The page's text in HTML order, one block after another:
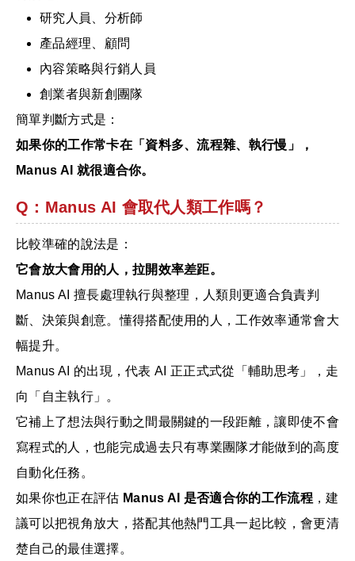
研究人員、分析師
產品經理、顧問
內容策略與行銷人員
創業者與新創團隊
簡單判斷方式是：
如果你的工作常卡在「資料多、流程雜、執行慢」，
Manus AI 就很適合你。
Q：Manus AI 會取代人類工作嗎？
比較準確的說法是：
它會放大會用的人，拉開效率差距。
Manus AI 擅長處理執行與整理，人類則更適合負責判
斷、決策與創意。懂得搭配使用的人，工作效率通常會大
幅提升。
Manus AI 的出現，代表 AI 正正式式從「輔助思考」，走
向「自主執行」。
它補上了想法與行動之間最關鍵的一段距離，讓即使不會
寫程式的人，也能完成過去只有專業團隊才能做到的高度
自動化任務。
如果你也正在評估 Manus AI 是否適合你的工作流程，建
議可以把視角放大，搭配其他熱門工具一起比較，會更清
楚自己的最佳選擇。